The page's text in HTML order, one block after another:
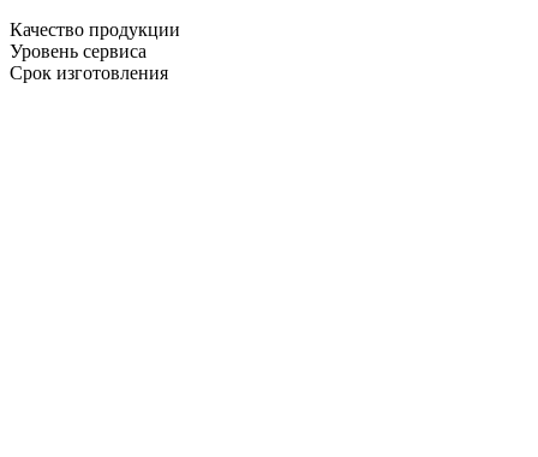
Качество продукции
Уровень сервиса
Срок изготовления